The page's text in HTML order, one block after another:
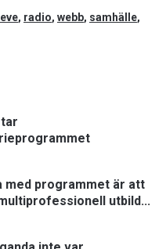
med programmet är att
utbild...
, radio, webb, samhälle,